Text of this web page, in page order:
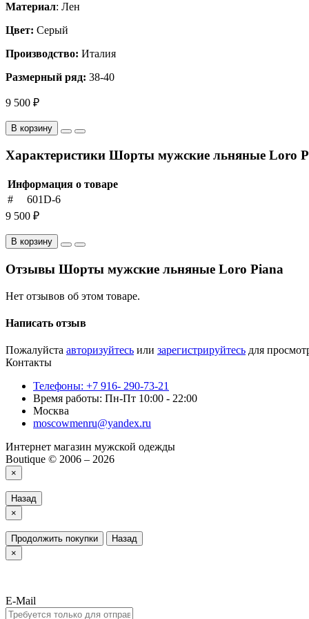
Материал: Лен
Цвет: Серый
Производство: Италия
Размерный ряд: 38-40
9 500 ₽
В корзину
Характеристики Шорты мужские льняные Loro
Информация о товаре
#
601D-6
9 500 ₽
В корзину
Отзывы Шорты мужские льняные Loro Piana
Нет отзывов об этом товаре.
Написать отзыв
Пожалуйста авторизуйтесь или зарегистрируйтесь для
Контакты
Телефоны: +7 916- 290-73-21
Время работы: Пн-Пт 10:00 - 22:00
Москва
moscowmenru@yandex.ru
Интернет магазин мужской одежды
Boutique © 2006 – 2026
×
Назад
×
Продолжить покупки
Назад
×
E-Mail